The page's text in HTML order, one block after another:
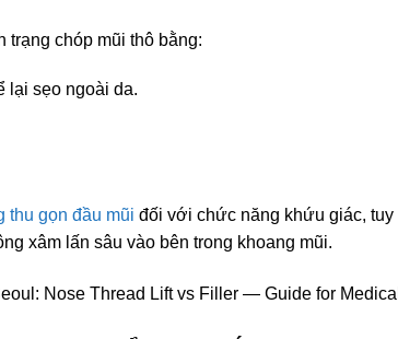
trạng chóp mũi thô bằng:
lại sẹo ngoài da.
thu gọn đầu mũi đối với chức năng khứu giác, tuy
xâm lấn sâu vào bên trong khoang mũi.